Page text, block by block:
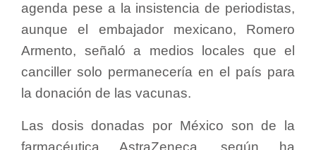
agenda pese a la insistencia de periodistas,
aunque el embajador mexicano, Romero
Armento, señaló a medios locales que el
canciller solo permanecería en el país para
la donación de las vacunas.
Las dosis donadas por México son de la
farmacéutica AstraZeneca, según ha